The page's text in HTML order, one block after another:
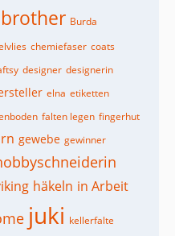
brother Burda
chemiefaser coats
designer designerin
elna etiketten
falten legen fingerhut
gewebe gewinner
häkeln in Arbeit
juki kellerfalte